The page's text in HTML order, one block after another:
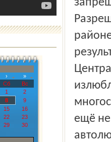
›
»
Сб
Вс
1
2
8
9
15
16
22
23
29
30
ещё